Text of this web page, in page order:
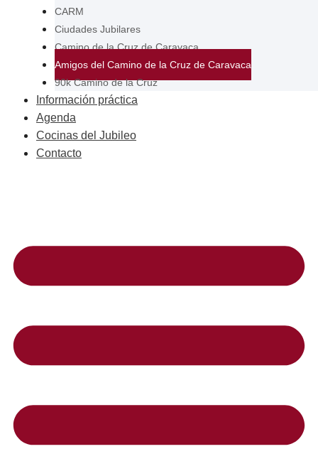
CARM
Ciudades Jubilares
Camino de la Cruz de Caravaca
Amigos del Camino de la Cruz de Caravaca
90k Camino de la Cruz
Información práctica
Agenda
Cocinas del Jubileo
Contacto